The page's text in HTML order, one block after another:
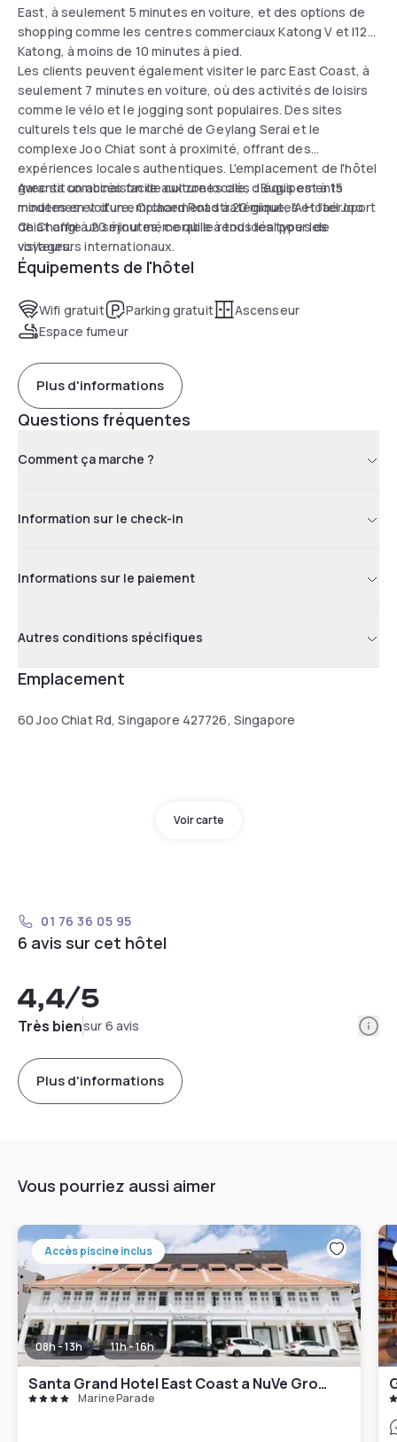
East, à seulement 5 minutes en voiture, et des options de
shopping comme les centres commerciaux Katong V et I12
Katong, à moins de 10 minutes à pied.
Les clients peuvent également visiter le parc East Coast, à
seulement 7 minutes en voiture, où des activités de loisirs
comme le vélo et le jogging sont populaires. Des sites
culturels tels que le marché de Geylang Serai et le
complexe Joo Chiat sont à proximité, offrant des
expériences locales authentiques. L'emplacement de l'hôtel
garantit un accès facile aux zones clés : Bugis est à 15
minutes en voiture, Orchard Road à 20 minutes et l'aéroport
de Changi à 20 minutes, ce qui le rend idéal pour les
voyageurs internationaux.
Avec sa combinaison de culture locale, d'équipements
modernes et d'un emplacement stratégique, l'A Hotel Joo
Chiat offre un séjour mémorable à tous les types de
visiteurs.
Équipements de l'hôtel
Wifi gratuit Parking gratuit
Ascenseur
Espace fumeur
Plus d'informations
Questions fréquentes
Comment ça marche ?
Information sur le check-in
Informations sur le paiement
Autres conditions spécifiques
Emplacement
60 Joo Chiat Rd, Singapore 427726, Singapore
Voir carte
01 76 36 05 95
6 avis sur cet hôtel
4,4/5
Très biensur 6 avis
Plus d'informations
Vous pourriez aussi aimer
Accès piscine inclus
08h - 13h 11h - 16h
Santa Grand Hotel East Coast a NuVe Group Collection
Marine Parade